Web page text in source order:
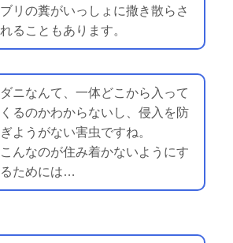
ブリの糞がいっしょに撒き散らさ
れることもあります。
ダニなんて、一体どこから入って
くるのかわからないし、侵入を防
ぎようがない害虫ですね。
こんなのが住み着かないようにす
るためには…